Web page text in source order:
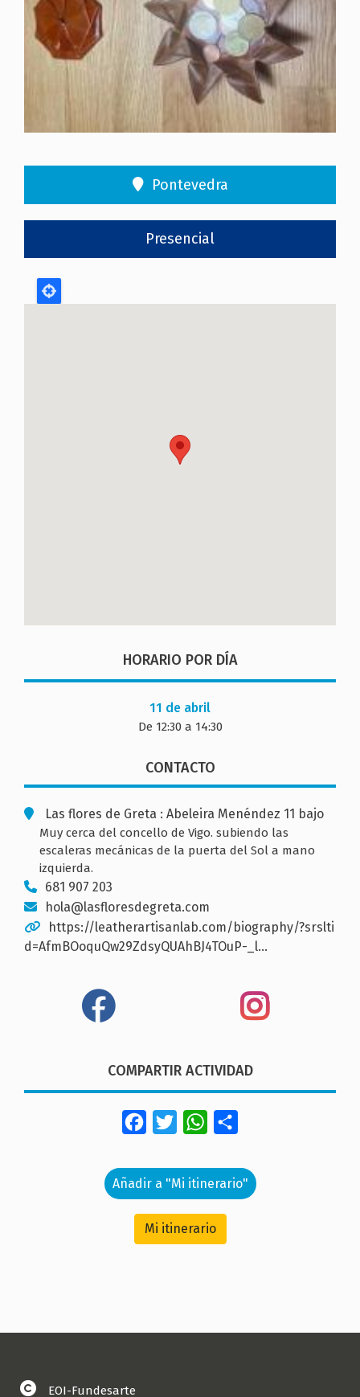
Pontevedra
Presencial
HORARIO POR DÍA
11 de abril
De 12:30 a 14:30
CONTACTO
Las flores de Greta : Abeleira Menéndez 11 bajo
Muy cerca del concello de Vigo. subiendo las
escaleras mecánicas de la puerta del Sol a mano
izquierda.
681 907 203
hola@lasfloresdegreta.com
https://leatherartisanlab.com/biography/?srslti
d=AfmBOoquQw29ZdsyQUAhBJ4TOuP-_l…
COMPARTIR ACTIVIDAD
FacebookTwitterWhatsApp
Añadir a "Mi itinerario"
Mi itinerario
EOI-Fundesarte